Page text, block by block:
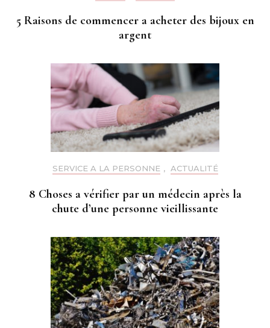
5 Raisons de commencer a acheter des bijoux en
argent
SERVICE A LA PERSONNE , ACTUALITÉ
8 Choses a vérifier par un médecin après la
chute d’une personne vieillissante